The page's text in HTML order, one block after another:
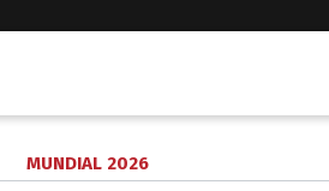
MUNDIAL 2026